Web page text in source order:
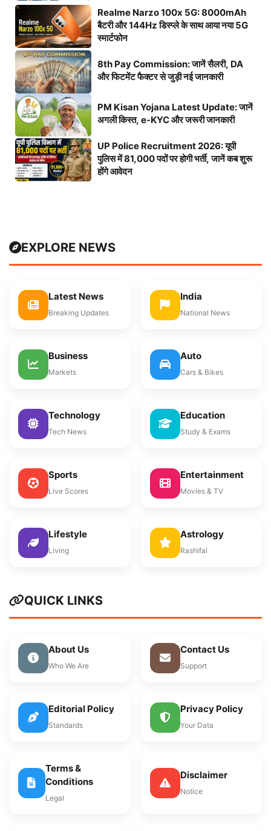
Realme Narzo 100x 5G: 8000mAh
बैटरी और 144Hz डिस्प्ले के साथ आया नया 5G
स्मार्टफोन
8th Pay Commission: जानें सैलरी, DA
और फिटमेंट फैक्टर से जुड़ी नई जानकारी
PM Kisan Yojana Latest Update: जानें
अगली किस्त, e-KYC और जरूरी जानकारी
UP Police Recruitment 2026: यूपी
पुलिस में 81,000 पदों पर होगी भर्ती, जानें कब शुरू
होंगे आवेदन
EXPLORE NEWS
Latest News
Breaking Updates
India
National News
Business
Markets
Auto
Cars & Bikes
Technology
Tech News
Education
Study & Exams
Sports
Live Scores
Entertainment
Movies & TV
Lifestyle
Living
Astrology
Rashifal
QUICK LINKS
About Us
Who We Are
Contact Us
Support
Editorial Policy
Standards
Privacy Policy
Your Data
Terms &
Conditions
Legal
Disclaimer
Notice